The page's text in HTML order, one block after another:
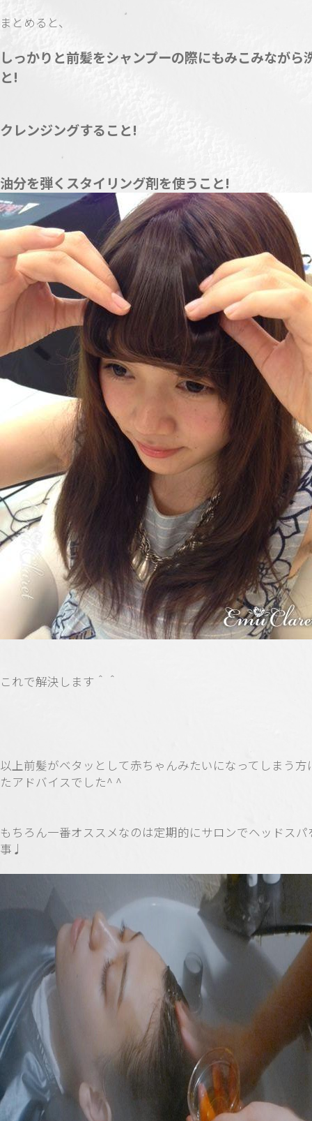
まとめると、
しっかりと前髪をシャンプーの際にもみこみながら
と!
クレンジングすること!
油分を弾くスタイリング剤を使うこと!
これで解決します＾＾
以上前髪がベタッとして赤ちゃんみたいになってしまう方
たアドバイスでした^ ^
もちろん一番オススメなのは定期的にサロンでヘッドスパ
事♩